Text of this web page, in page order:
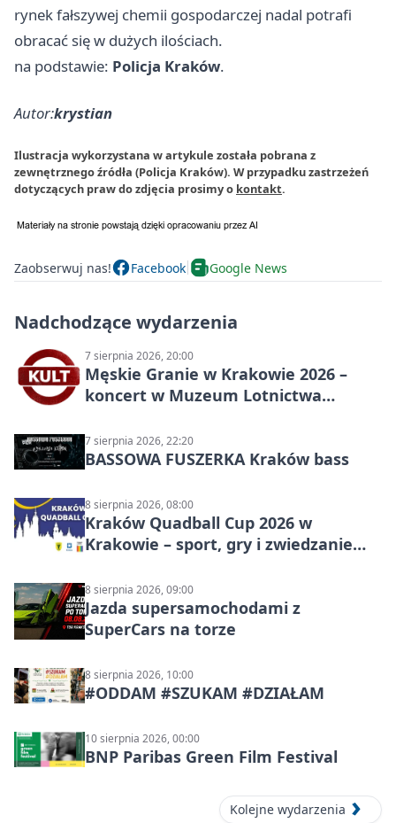
rynek fałszywej chemii gospodarczej nadal potrafi
obracać się w dużych ilościach.
na podstawie: Policja Kraków.
Autor:krystian
Ilustracja wykorzystana w artykule została pobrana z
zewnętrznego źródła (Policja Kraków). W przypadku zastrzeżeń
dotyczących praw do zdjęcia prosimy o kontakt.
Zaobserwuj nas! Facebook Google News
Nadchodzące wydarzenia
7 sierpnia 2026, 20:00
Męskie Granie w Krakowie 2026 –
koncert w Muzeum Lotnictwa
7 sierpnia 2026, 22:20
BASSOWA FUSZERKA Kraków bass
8 sierpnia 2026, 08:00
Kraków Quadball Cup 2026 w
Krakowie – sport, gry i zwiedzanie
8 sierpnia 2026, 09:00
Jazda supersamochodami z
SuperCars na torze
8 sierpnia 2026, 10:00
#ODDAM #SZUKAM #DZIAŁAM
10 sierpnia 2026, 00:00
BNP Paribas Green Film Festival
Kolejne wydarzenia